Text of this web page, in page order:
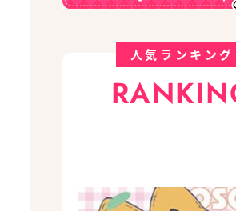
人気ランキング